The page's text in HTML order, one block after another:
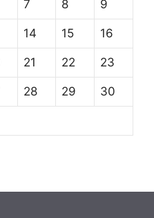
7 8 9
14 15 16
21 22 23
28 29 30